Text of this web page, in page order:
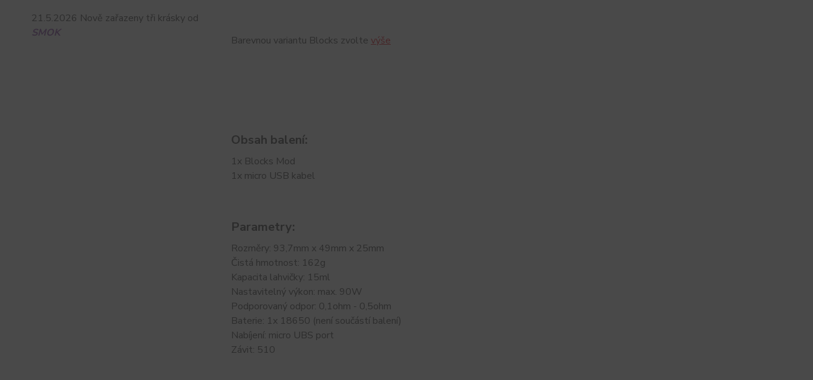
21.5.2026 Nově zařazeny tři krásky od
SMOK
Barevnou variantu Blocks zvolte výše
Obsah balení:
1x Blocks Mod
1x micro USB kabel
Parametry:
Rozměry: 93,7mm x 49mm x 25mm
Čistá hmotnost: 162g
Kapacita lahvičky: 15ml
Nastavitelný výkon: max. 90W
Podporovaný odpor: 0,1ohm - 0,5ohm
Baterie: 1x 18650 (není součástí balení)
Nabíjení: micro UBS port
Závit: 510